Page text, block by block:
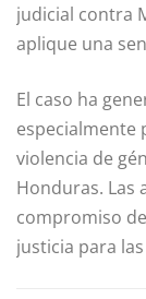
judicial contra
aplique una
El caso ha
especialmente
violencia de
Honduras. Las
compromiso
justicia para